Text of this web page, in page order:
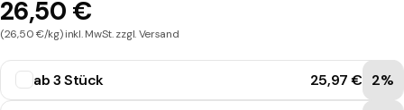
s
o
G
26,50 €
(26,50 €/kg) inkl. MwSt. zzgl. Versand
ab 3 Stück 25,97 € 2%